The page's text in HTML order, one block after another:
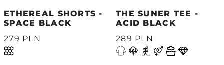
ETHEREAL SHORTS -
SPACE BLACK
279 PLN
THE SUNER TEE -
ACID BLACK
289 PLN